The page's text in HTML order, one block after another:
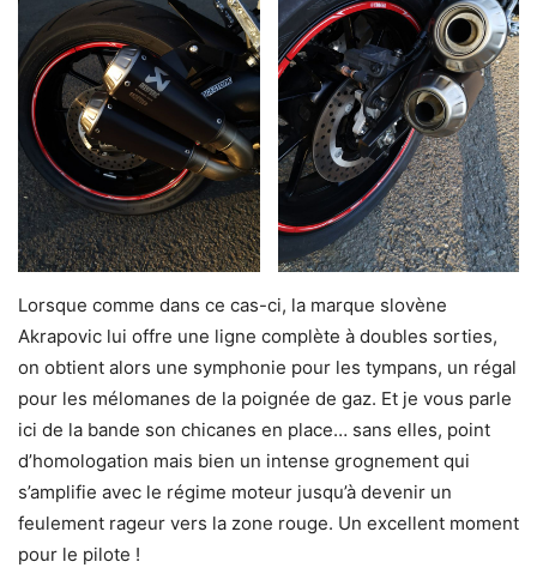
Lorsque comme dans ce cas-ci, la marque slovène
Akrapovic lui offre une ligne complète à doubles sorties,
on obtient alors une symphonie pour les tympans, un régal
pour les mélomanes de la poignée de gaz. Et je vous parle
ici de la bande son chicanes en place… sans elles, point
d’homologation mais bien un intense grognement qui
s’amplifie avec le régime moteur jusqu’à devenir un
feulement rageur vers la zone rouge. Un excellent moment
pour le pilote !